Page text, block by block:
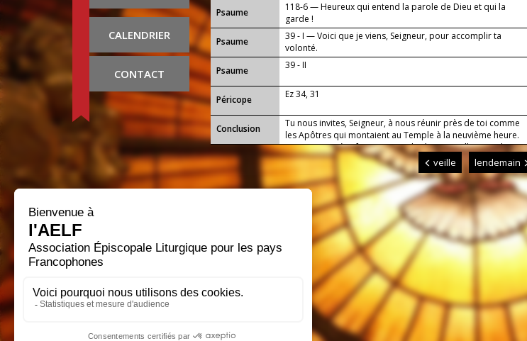
CALENDRIER
CONTACT
Psaume
118-6 — Heureux qui entend la parole de Dieu et qui la
garde !
Psaume
39 - I — Voici que je viens, Seigneur, pour accomplir ta
volonté.
Psaume
39 - II
Péricope Ez 34, 31
Conclusion
Tu nous invites, Seigneur, à nous réunir près de toi comme
les Apôtres qui montaient au Temple à la neuvième heure.
Que notre prière faite au nom de Jésus appelle ton salut sur
tous ceux qui invoquent son nom. Lui qui règne.
veille lendemain